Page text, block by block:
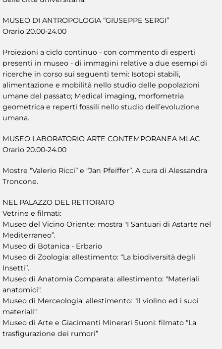
MUSEO DI ANTROPOLOGIA “GIUSEPPE SERGI”
Orario 20.00-24.00
Proiezioni a ciclo continuo - con commento di esperti
presenti in museo - di immagini relative a due esempi di
ricerche in corso sui seguenti temi: Isotopi stabili,
alimentazione e mobilità nello studio delle popolazioni
umane del passato; Medical imaging, morfometria
geometrica e reperti fossili nello studio dell’evoluzione
umana.
MUSEO LABORATORIO ARTE CONTEMPORANEA MLAC
Orario 20.00-24.00
Mostre “Valerio Ricci” e “Jan Pfeiffer”. A cura di Alessandra
Troncone.
NEL PALAZZO DEL RETTORATO
Vetrine e filmati:
Museo del Vicino Oriente: mostra "I Santuari di Astarte nel
Mediterraneo”.
Museo di Botanica - Erbario
Museo di Zoologia: allestimento: “La biodiversità degli
Insetti”.
Museo di Anatomia Comparata: allestimento: "Materiali
anatomici".
Museo di Merceologia: allestimento: "Il violino ed i suoi
materiali".
Museo di Arte e Giacimenti Minerari Suoni: filmato “La
trasfigurazione dei rumori”